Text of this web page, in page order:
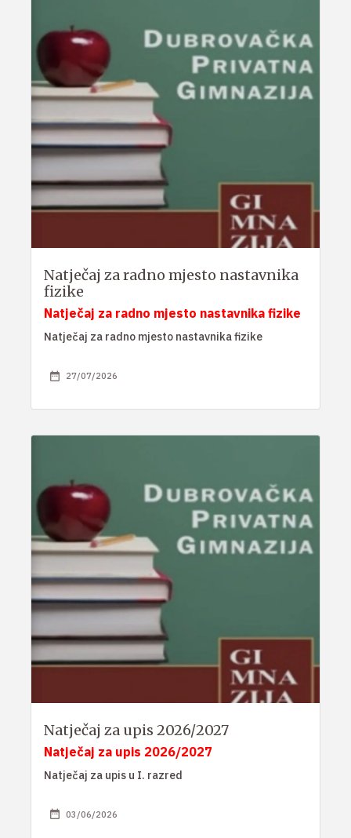
Natječaj za radno mjesto nastavnika
fizike
Natječaj za radno mjesto nastavnika fizike
Natječaj za radno mjesto nastavnika fizike
27/07/2026
Natječaj za upis 2026/2027
Natječaj za upis 2026/2027
Natječaj za upis u I. razred
03/06/2026